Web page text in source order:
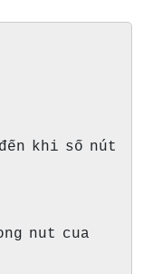
khi số nút
nut cua